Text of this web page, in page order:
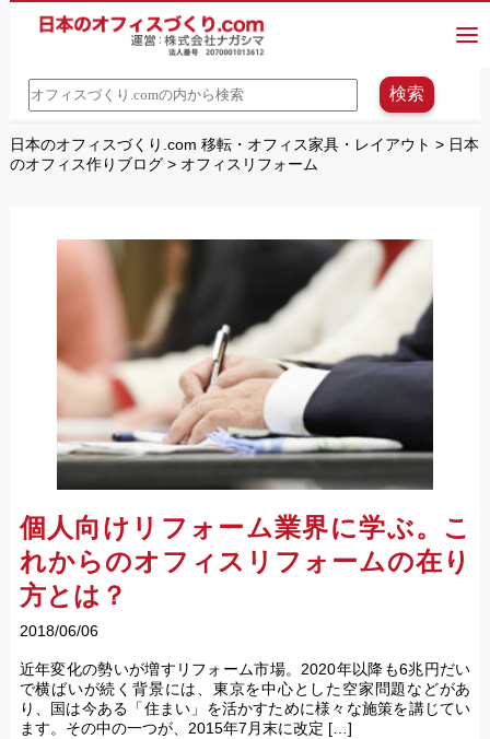
日本のオフィスづくり.com 移転・オフィス家具・レイアウト > 日本
のオフィス作りブログ> オフィスリフォーム
個人向けリフォーム業界に学ぶ。こ
れからのオフィスリフォームの在り
方とは？
2018/06/06
近年変化の勢いが増すリフォーム市場。2020年以降も6兆円だい
で横ばいが続く背景には、東京を中心とした空家問題などがあ
り、国は今ある「住まい」を活かすために様々な施策を講じてい
ます。その中の一つが、2015年7月末に改定 […]